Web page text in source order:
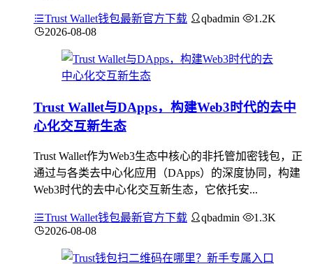
Trust Wallet钱包最新官方下载 qbadmin
1.2K
2026-08-08
Trust Wallet与DApps，构建Web3时代的去中
心化交互新生态
Trust Wallet作为Web3生态中核心的非托管加密钱包，正
通过与各类去中心化应用（DApps）的深度协同，构建
Web3时代的去中心化交互新生态，它依托安...
Trust Wallet钱包最新官方下载 qbadmin
1.3K
2026-08-08